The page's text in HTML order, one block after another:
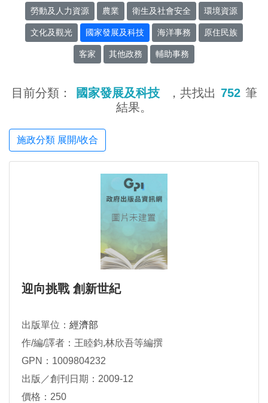
勞動及人力資源 農業 衛生及社會安全 環境資源
文化及觀光 國家發展及科技 海洋事務 原住民族
客家 其他政務 輔助事務
目前分類： 國家發展及科技 ，共找出 752 筆
結果。
施政分類 展開/收合
迎向挑戰 創新世紀
出版單位： 經濟部
作/編/譯者：王睦鈞,林欣吾等編撰
GPN：1009804232
出版／創刊日期：2009-12
價格：250